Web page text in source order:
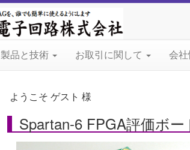
製品と技術 お取引に関して 会社
ようこそ ゲスト 様
Spartan-6 FPGA評価ボ